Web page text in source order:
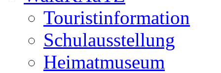
Touristinformation
Schulausstellung
Heimatmuseum